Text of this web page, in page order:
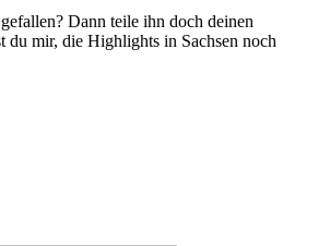
Dann teile ihn doch deinen
du mir, die Highlights in Sachsen noch